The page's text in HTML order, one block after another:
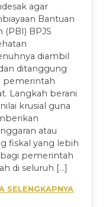
agar
Bantuan
(PBI) BPJS
diambil
ditanggung
pemerintah
Langkah berani
krusial guna
atau
fiskal yang lebih
bagi pemerintah
di seluruh […]
SELENGKAPNYA